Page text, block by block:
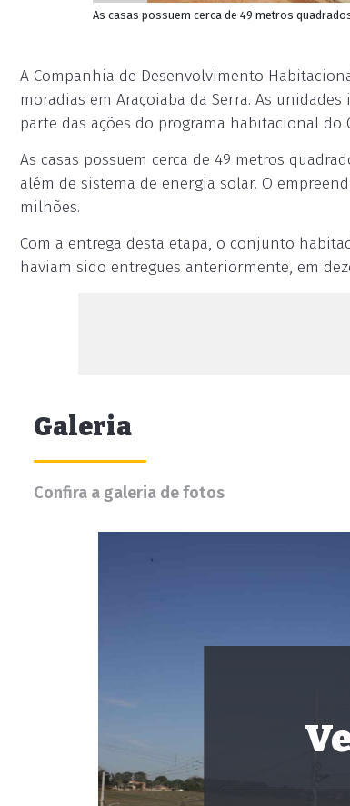
As casas possuem cerca de 49 metros
A Companhia de Desenvolvimento
moradias em Araçoiaba da Serra. As
parte das ações do programa habitacional do
As casas possuem cerca de 49 metros
além de sistema de energia solar. O
milhões.
Com a entrega desta etapa, o conjunto
haviam sido entregues anteriormente, em
Galeria
Confira a galeria de fotos